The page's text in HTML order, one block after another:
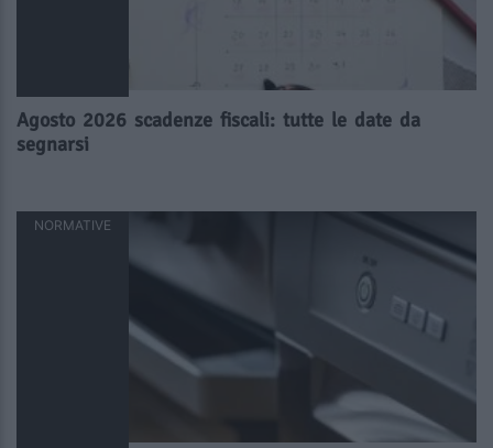
Agosto 2026 scadenze fiscali: tutte le date da
segnarsi
NORMATIVE